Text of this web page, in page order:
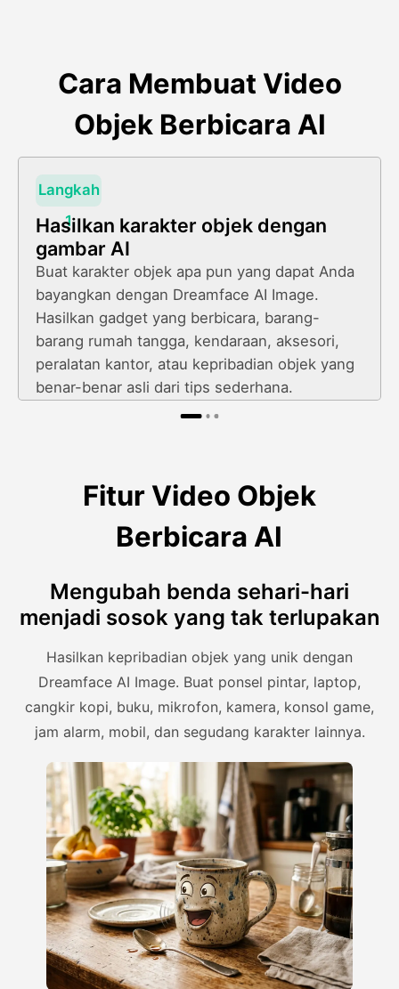
Cara Membuat Video
Objek Berbicara AI
Langkah
1
Hasilkan karakter objek dengan
gambar AI
Buat karakter objek apa pun yang dapat Anda
bayangkan dengan Dreamface AI Image.
Hasilkan gadget yang berbicara, barang-
barang rumah tangga, kendaraan, aksesori,
peralatan kantor, atau kepribadian objek yang
benar-benar asli dari tips sederhana.
Fitur Video Objek
Berbicara AI
Mengubah benda sehari-hari
menjadi sosok yang tak terlupakan
Hasilkan kepribadian objek yang unik dengan
Dreamface AI Image. Buat ponsel pintar, laptop,
cangkir kopi, buku, mikrofon, kamera, konsol game,
jam alarm, mobil, dan segudang karakter lainnya.